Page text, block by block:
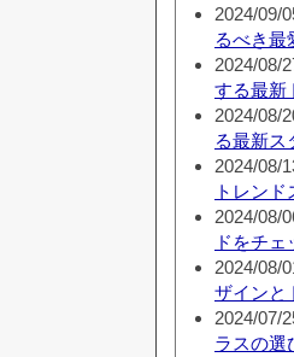
2024/09/
るべき最
2024/08/
する最新
2024/08/
る最新ス
2024/08/
トレン
2024/08/
ドをチェ
2024/08/
ザインと
2024/07/
ラスの選